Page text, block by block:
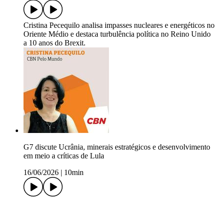
Cristina Pecequilo analisa impasses nucleares e energéticos no
Oriente Médio e destaca turbulência política no Reino Unido
a 10 anos do Brexit.
G7 discute Ucrânia, minerais estratégicos e desenvolvimento
em meio a críticas de Lula
16/06/2026
10min